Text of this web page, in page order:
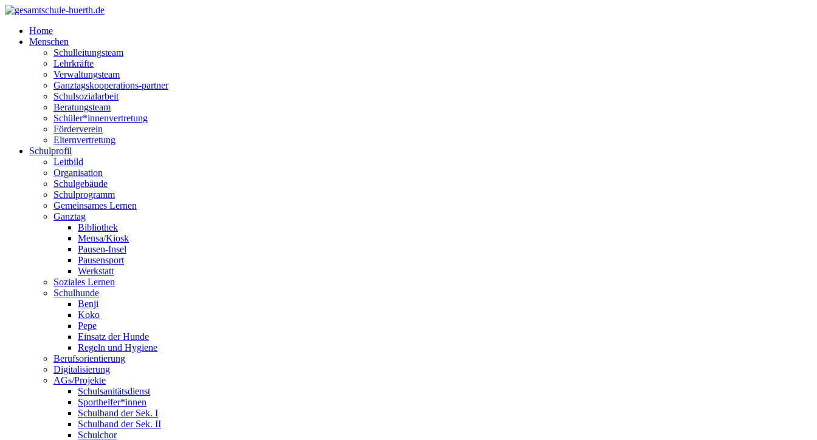
Home
Menschen
Schulleitungsteam
Lehrkräfte
Verwaltungsteam
Ganztagskooperations-partner
Schulsozialarbeit
Beratungsteam
Schüler*innenvertretung
Förderverein
Elternvertretung
Schulprofil
Leitbild
Organisation
Schulgebäude
Schulprogramm
Gemeinsames Lernen
Ganztag
Bibliothek
Mensa/Kiosk
Pausen-Insel
Pausensport
Werkstatt
Soziales Lernen
Schulhunde
Benji
Koko
Pepe
Einsatz der Hunde
Regeln und Hygiene
Berufsorientierung
Digitalisierung
AGs/Projekte
Schulsanitätsdienst
Sporthelfer*innen
Schulband der Sek. I
Schulband der Sek. II
Schulchor